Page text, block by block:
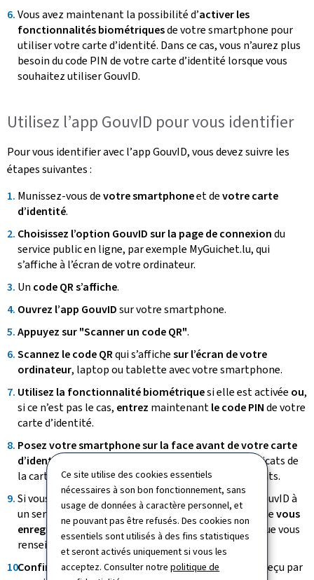
Ce site utilise des cookies essentiels
nécessaires à son bon fonctionnement, sans
usage de données à caractère personnel, et
ne pouvant pas être refusés. Des cookies non
essentiels sont utilisés à des fins statistiques
et seront activés uniquement si vous les
acceptez. Consulter notrepolitique de
Vous avez maintenant la possibilité d’activer les
fonctionnalités biométriquesde votresmartphone pour
utiliser votre carte d’identité. Dans ce cas, vous n’aurez plus
besoin du code PIN de votre carte d’identité lorsque vous
souhaitez utiliser GouvID.
Utilisez l’app GouvID pour vous identifier
Pour vous identifier avec l’appGouvID, vous devez suivre les
étapes suivantes :
Munissez-vous devotresmartphoneet devotre carte
d’identité.
Choisissez l’option GouvID sur la page de connexiondu
service public en ligne, par exemple MyGuichet.lu, qui
s’affiche à l’écran de votre ordinateur.
Un code QR s’affiche.
Ouvrez l’app GouvIDsur votresmartphone.
Appuyez sur "Scanner un code QR".
Scannez le code QRqui s’affichesur l’écran de votre
ordinateur, laptop ou tablette avec votresmartphone.
Utilisez la fonctionnalité biométriquesi elle est activée ou,
si ce n’est pas le cas, entrez maintenantle code PINde votre
carte d’identité.
Posez votresmartphonesur la face avant de votre carte
d’identité
tel qu’indiqué à l’écran pour lire les certificats de
la carte d’identité. Ceci peut prendre quelques instants.
Si vous vous connectez pour lapremière foisavec GouvID à
un service public en ligne, on vous demandera alors devous
enregistrer. Un e-mail vous sera envoyé à l’adresse que vous
renseignez.
Confirmez votre enregistrementen suivant le lien reçu par